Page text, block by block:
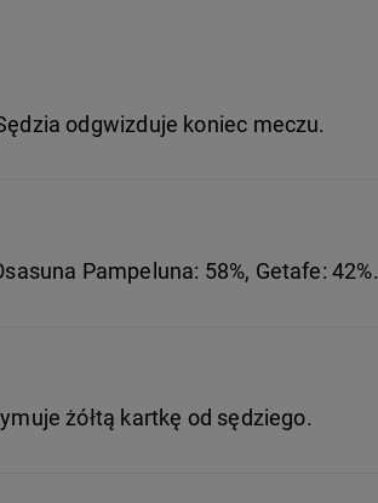
odgwizduje koniec meczu.
Pampeluna: 58%, Getafe: 42%.
żółtą kartkę od sędziego.